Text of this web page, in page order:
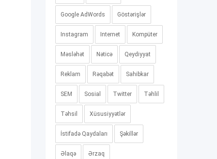
Google AdWords Göstərişlər
Instagram Internet Kompüter
Məsləhət Nəticə Qeydiyyat
Reklam Rəqabət Sahibkar
SEM Sosial Twitter Təhlil
Təhsil Xüsusiyyətlər
İstifadə Qaydaları Şəkillər
Əlaqə Ərzaq